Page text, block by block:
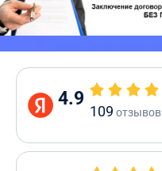
4.9
109 отзывов